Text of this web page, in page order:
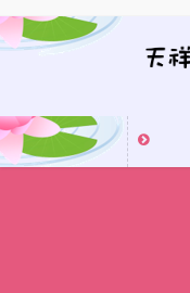
ン
ツ
に
移
ビ
シ
ョ
ン